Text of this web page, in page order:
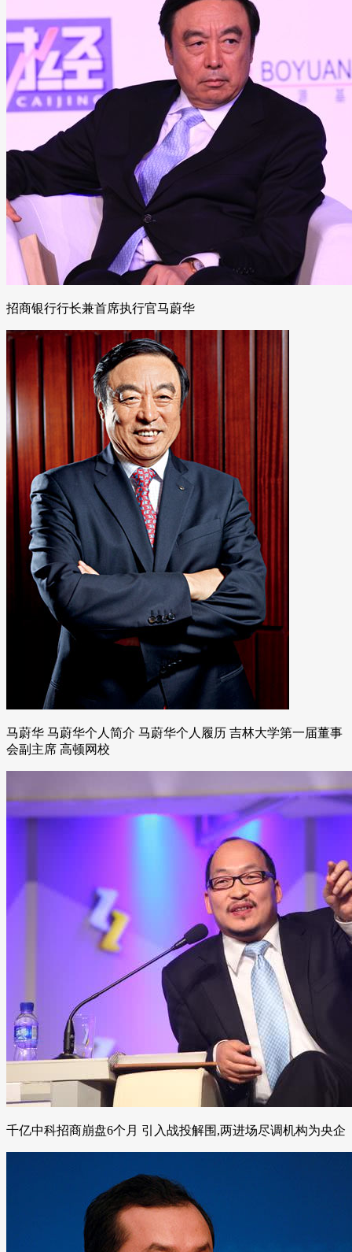
招商银行行长兼首席执行官马蔚华
马蔚华 马蔚华个人简介 马蔚华个人履历 吉林大学第一届董事
会副主席 高顿网校
千亿中科招商崩盘6个月 引入战投解围,两进场尽调机构为央企